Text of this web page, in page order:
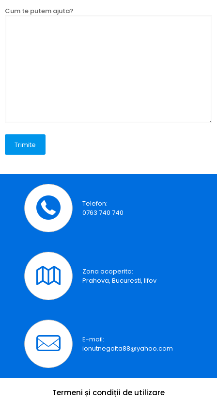
Cum te putem ajuta?
Telefon:
0763 740 740
Zona acoperita:
Prahova, Bucuresti, Ilfov
E-mail:
ionutnegoita88@yahoo.com
Termeni și condiții de utilizare